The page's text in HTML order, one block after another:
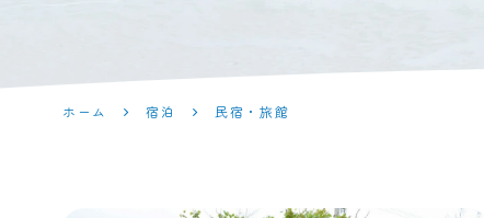
ホーム 宿泊 民宿・旅館